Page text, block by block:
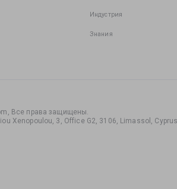
Индустрия
Знания
Все права защищены.
Xenopoulou, 3, Office G2, 3106, Limassol,